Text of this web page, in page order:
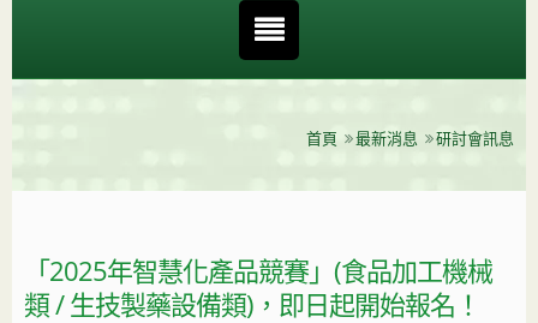
首頁 最新消息 研討會訊息
「2025年智慧化產品競賽」(食品加工機械
類 / 生技製藥設備類)，即日起開始報名！